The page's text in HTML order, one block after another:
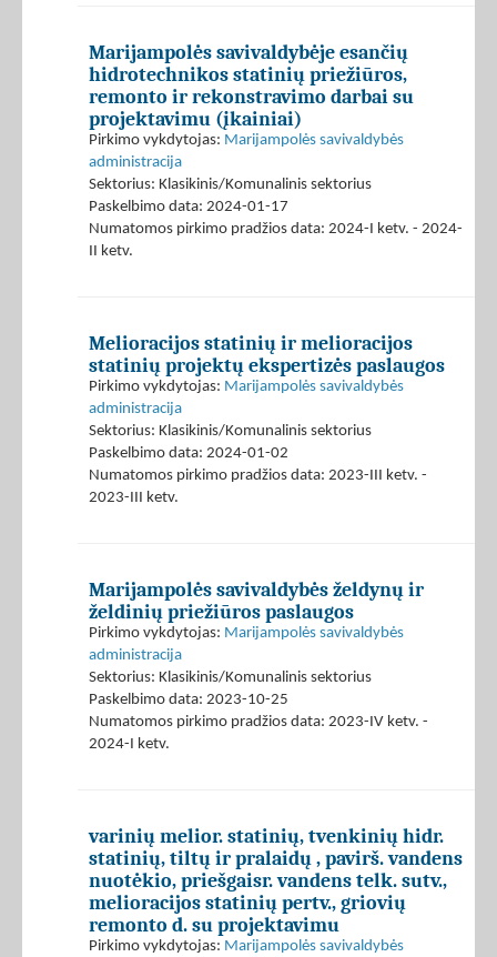
Marijampolės savivaldybėje esančių
hidrotechnikos statinių priežiūros,
remonto ir rekonstravimo darbai su
projektavimu (įkainiai)
Pirkimo vykdytojas: Marijampolės savivaldybės
administracija
Sektorius: Klasikinis/Komunalinis sektorius
Paskelbimo data: 2024-01-17
Numatomos pirkimo pradžios data: 2024-I ketv. - 2024-
II ketv.
Melioracijos statinių ir melioracijos
statinių projektų ekspertizės paslaugos
Pirkimo vykdytojas: Marijampolės savivaldybės
administracija
Sektorius: Klasikinis/Komunalinis sektorius
Paskelbimo data: 2024-01-02
Numatomos pirkimo pradžios data: 2023-III ketv. -
2023-III ketv.
Marijampolės savivaldybės želdynų ir
želdinių priežiūros paslaugos
Pirkimo vykdytojas: Marijampolės savivaldybės
administracija
Sektorius: Klasikinis/Komunalinis sektorius
Paskelbimo data: 2023-10-25
Numatomos pirkimo pradžios data: 2023-IV ketv. -
2024-I ketv.
varinių melior. statinių, tvenkinių hidr.
statinių, tiltų ir pralaidų , pavirš. vandens
nuotėkio, priešgaisr. vandens telk. sutv.,
melioracijos statinių pertv., griovių
remonto d. su projektavimu
Pirkimo vykdytojas: Marijampolės savivaldybės